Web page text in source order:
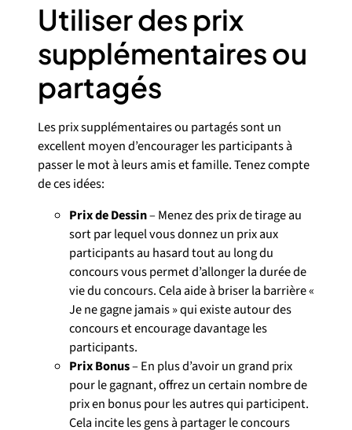
Utiliser des prix
supplémentaires ou
partagés
Les prix supplémentaires ou partagés sont un
excellent moyen d’encourager les participants à
passer le mot à leurs amis et famille. Tenez compte
de ces idées:
Prix de Dessin– Menez des prix de tirage au
sort par lequel vous donnez un prix aux
participants au hasard tout au long du
concours vous permet d’allonger la durée de
vie du concours. Cela aide à briser la barrière «
Je ne gagne jamais » qui existe autour des
concours et encourage davantage les
participants.
Prix Bonus– En plus d’avoir un grand prix
pour le gagnant, offrez un certain nombre de
prix en bonus pour les autres qui participent.
Cela incite les gens à partager le concours